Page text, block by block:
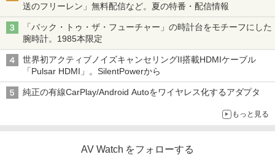
送のフリーレン」無料配信など。夏の特番・配信情報
「バック・トゥ・ザ・フューチャー」の時計台をモチーフにした
腕時計。1985本限定
世界初アクティブノイズキャンセリングII搭載HDMIケーブル
「Pulsar HDMI」。SilentPowerから
純正の有線CarPlay/Android Autoをワイヤレス化するアダプタ
もっと見る
AV Watch をフォローする